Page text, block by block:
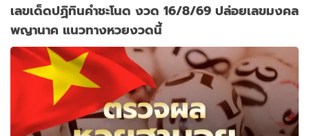
เลขเด็ดปฏิทินคำชะโนด งวด 16/8/69 ปล่อยเลขมงคล
พญานาค แนวทางหวยงวดนี้